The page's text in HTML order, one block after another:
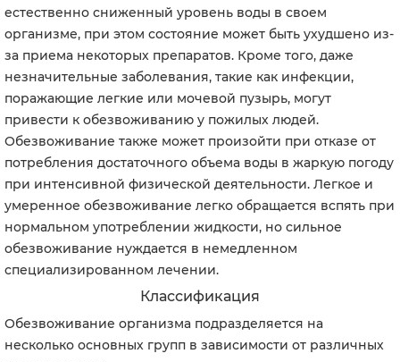
естественно сниженный уровень воды в своем
организме, при этом состояние может быть ухудшено из-
за приема некоторых препаратов. Кроме того, даже
незначительные заболевания, такие как инфекции,
поражающие легкие или мочевой пузырь, могут
привести к обезвоживанию у пожилых людей.
Обезвоживание также может произойти при отказе от
потребления достаточного объема воды в жаркую погоду
при интенсивной физической деятельности. Легкое и
умеренное обезвоживание легко обращается вспять при
нормальном употреблении жидкости, но сильное
обезвоживание нуждается в немедленном
специализированном лечении.
Классификация
Обезвоживание организма подразделяется на
несколько основных групп в зависимости от различных